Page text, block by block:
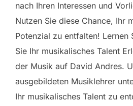
nach Ihren Interessen und
Nutzen Sie diese Chance, Ihr
Potenzial zu entfalten! Lernen
Sie Ihr musikalisches Talent
der Musik auf David Andres.
ausgebildeten Musiklehrer
Ihr musikalisches Talent zu